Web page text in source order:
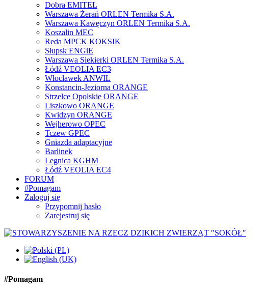
Dobra EMITEL
Warszawa Żerań ORLEN Termika S.A.
Warszawa Kawęczyn ORLEN Termika S.A.
Koszalin MEC
Reda MPCK KOKSIK
Słupsk ENGiE
Warszawa Siekierki ORLEN Termika S.A.
Łódź VEOLIA EC3
Włocławek ANWIL
Konstancin-Jeziorna ORANGE
Strzelce Opolskie ORANGE
Liszkowo ORANGE
Kwidzyn ORANGE
Wejherowo OPEC
Tczew GPEC
Gniazda adaptacyjne
Barlinek
Legnica KGHM
Łódź VEOLIA EC4
FORUM
#Pomagam
Zaloguj się
Przypomnij hasło
Zarejestruj się
#Pomagam